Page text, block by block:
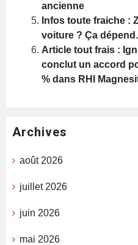
ancienne
Infos toute fraiche :
voiture ? Ça
Article tout frais :
conclut un accord
% dans RHI
Archives
août 2026
juillet 2026
juin 2026
mai 2026